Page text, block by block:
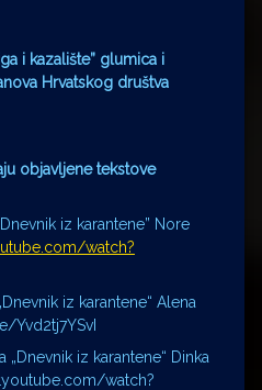
i kazalište” glumica i
Hrvatskog društva
objavljene tekstove
iz karantene” Nore
watch?
iz karantene“ Alena
Yvd2tj7YSvI
„Dnevnik iz karantene“ Dinka
watch?